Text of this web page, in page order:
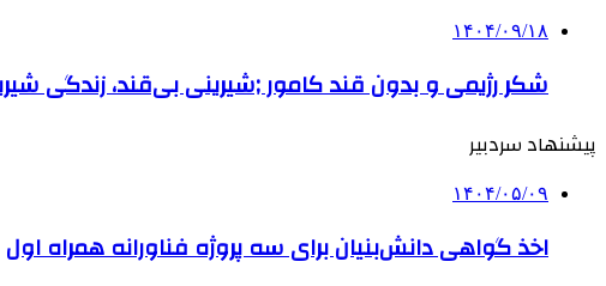
۱۴۰۴/۰۹/۱۸
شکر رژیمی و بدون قند کامور ;شیرینی بی‌قند، زندگی
پیشنهاد سردبیر
۱۴۰۴/۰۵/۰۹
اخذ گواهی دانش‌بنیان برای سه پروژه فناورانه همراه اول